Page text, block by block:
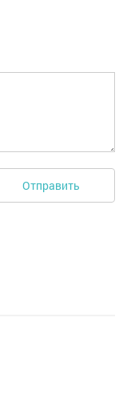
Отправить